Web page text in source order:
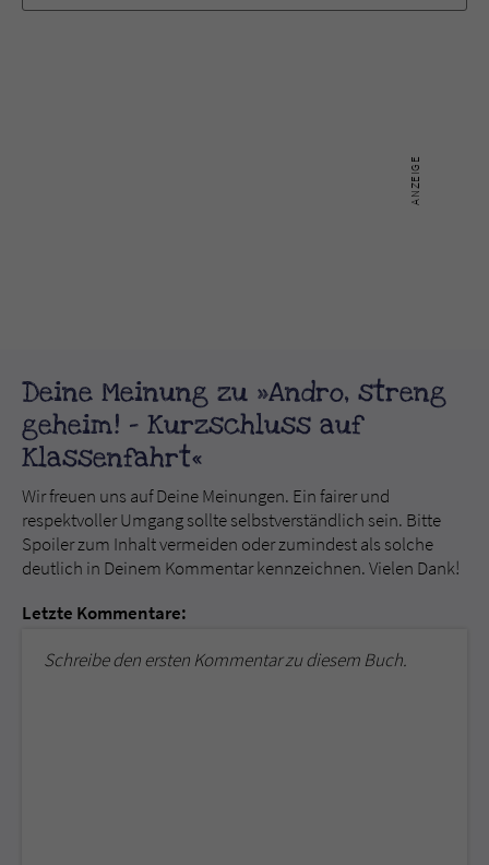
Deine Meinung zu »Andro, streng
geheim! - Kurzschluss auf
Klassenfahrt«
Wir freuen uns auf Deine Meinungen. Ein fairer und
respektvoller Umgang sollte selbstverständlich sein. Bitte
Spoiler zum Inhalt vermeiden oder zumindest als solche
deutlich in Deinem Kommentar kennzeichnen. Vielen Dank!
Letzte Kommentare:
Schreibe den ersten Kommentar zu diesem Buch.